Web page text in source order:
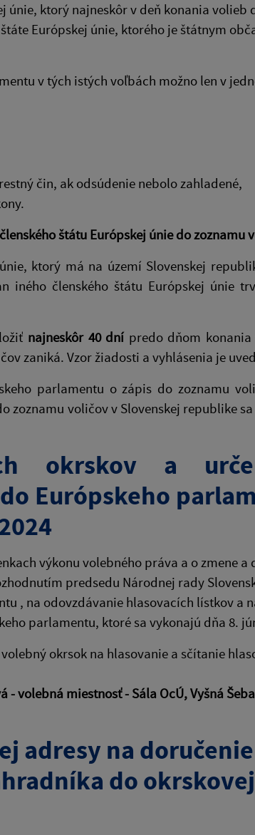
únie, ktorý najneskôr v deň konania volieb
Európskej únie, ktorého je štátnym
v tých istých voľbách možno len v
čin, ak odsúdenie nebolo zahladené,
štátu Európskej únie do zoznamu
ktorý má na území Slovenskej
iného členského štátu Európskej únie
najneskôr 40 dní predo dňom
zaniká. Vzor žiadosti a vyhlásenia je
parlamentu o zápis do zoznamu
zoznamu voličov v Slovenskej republike
okrskov a
Európskeho
výkonu volebného práva a o zmene
predsedu Národnej rady
, na odovzdávanie hlasovacích lístkov a
parlamentu, ktoré sa vykonajú dňa 8.
hlasovanie a sčítanie
- volebná miestnosť - Sála OcÚ, Vyšná
adresy na
do